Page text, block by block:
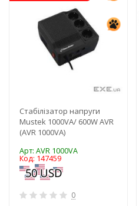
Стабілізатор напруги
Mustek 1000VA/ 600W AVR
(AVR 1000VA)
Арт: AVR 1000VA
Код: 147459
0